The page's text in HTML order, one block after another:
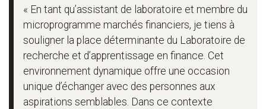
« En tant qu’assistant de laboratoire et membre du
microprogramme marchés financiers, je tiens à
souligner la place déterminante du Laboratoire de
recherche et d’apprentissage en finance. Cet
environnement dynamique offre une occasion
unique d’échanger avec des personnes aux
aspirations semblables. Dans ce contexte